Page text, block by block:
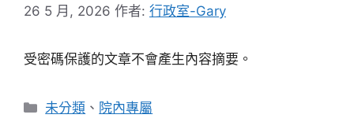
26 5 月, 2026 作者: 行政室-Gary
受密碼保護的文章不會產生內容摘要。
分
未分類 、 院內專屬